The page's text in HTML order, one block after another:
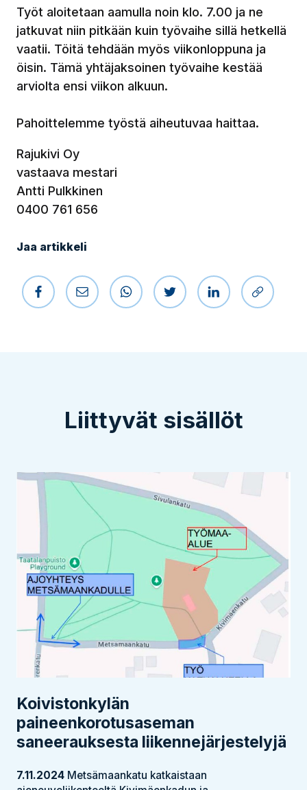
Työt aloitetaan aamulla noin klo. 7.00 ja ne
jatkuvat niin pitkään kuin työvaihe sillä hetkellä
vaatii. Töitä tehdään myös viikonloppuna ja
öisin. Tämä yhtäjaksoinen työvaihe kestää
arviolta ensi viikon alkuun.
Pahoittelemme työstä aiheutuvaa haittaa.
Rajukivi Oy
vastaava mestari
Antti Pulkkinen
0400 761 656
Jaa artikkeli
Jaa Facebookissa
Jaa sähköpostilla
Jaa WhatsAppissa
Jaa Twitterissä
Jaa Kopioi
Liittyvät sisällöt
Koivistonkylän
paineenkorotusaseman
saneerauksesta liikennejärjestelyjä
7.11.2024 Metsämaankatu katkaistaan